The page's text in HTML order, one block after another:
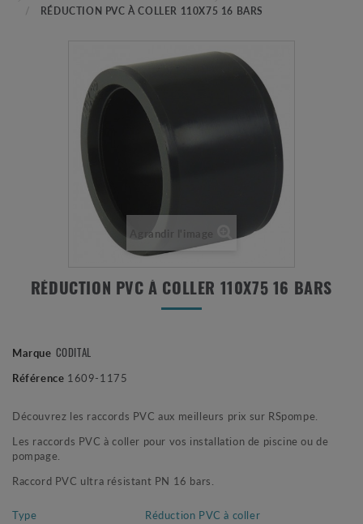
RÉDUCTION PVC À COLLER 110X75 16 BARS
Agrandir l'image
RÉDUCTION PVC À COLLER 110X75 16 BARS
Marque CODITAL
Référence 1609-1175
Découvrez les raccords PVC aux meilleurs prix sur RSpompe.
Les raccords PVC à coller pour vos installation de piscine ou de
pompage.
Raccord PVC ultra résistant PN 16 bars.
Type
Réduction PVC à coller